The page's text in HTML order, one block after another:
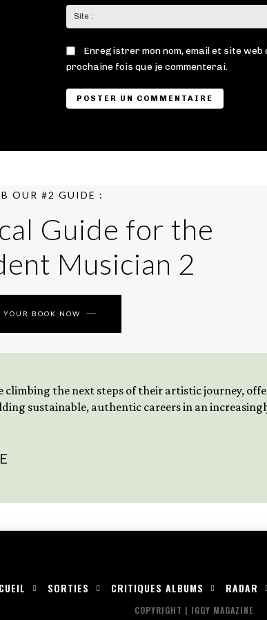
Enregistrer mon nom, email et site
prochaine fois que je commenterai.
OUR #2 GUIDE :
Guide for the
Musician 2
YOUR BOOK NOW
climbing the next steps of their artistic journey,
sustainable, authentic careers in an
SORTIES CRITIQUES ALBUMS RADAR
COPYRIGHT | IGGY MAGAZINE